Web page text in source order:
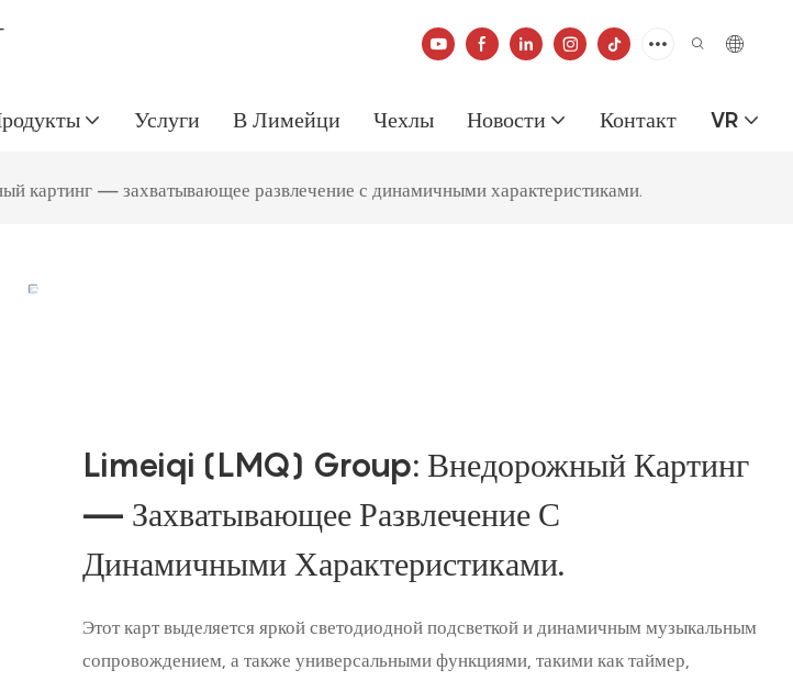
Услуги В Лимейци Чехлы Новости Контакт VR
картинг — захватывающее развлечение с динамичными характеристиками.
Limeiqi (LMQ) Group: Внедорожный Картинг
— Захватывающее Развлечение С
Динамичными Характеристиками.
Этот карт выделяется яркой светодиодной подсветкой и динамичным музыкальным
сопровождением, а также универсальными функциями, такими как таймер,